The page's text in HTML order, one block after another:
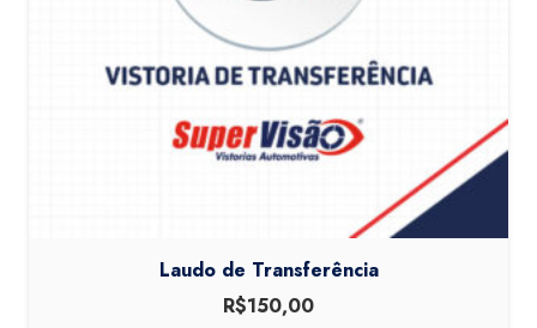
Laudo de Transferência
R$150,00